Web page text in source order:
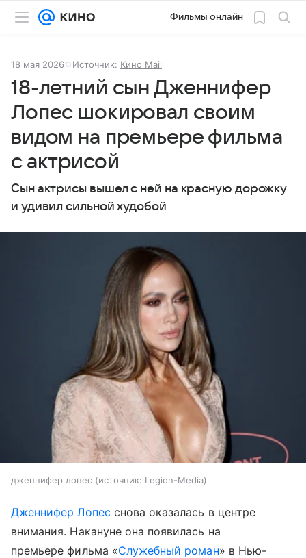
Фильмы онлайн
18 мая 2026 Источник: Кино Mail
18-летний сын Дженнифер
Лопес шокировал своим
видом на премьере фильма
с актрисой
Сын актрисы вышел с ней на красную дорожку
и удивил сильной худобой
дженнифер лопес источник: Legion-Media
Дженнифер Лопес снова оказалась в центре
внимания. Накануне она появилась на
премьере фильма «Служебный роман» в Нью-